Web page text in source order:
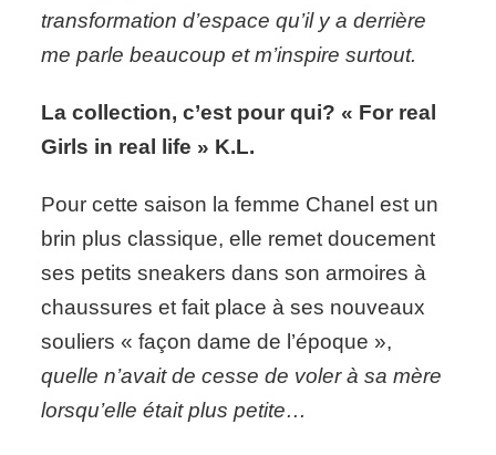
transformation d’espace qu’il y a derrière
me parle beaucoup et m’inspire surtout.
La collection, c’est pour qui? « For real
Girls in real life » K.L.
Pour cette saison la femme Chanel est un
brin plus classique, elle remet doucement
ses petits sneakers dans son armoires à
chaussures et fait place à ses nouveaux
souliers « façon dame de l’époque »,
quelle n’avait de cesse de voler à sa mère
lorsqu’elle était plus petite…